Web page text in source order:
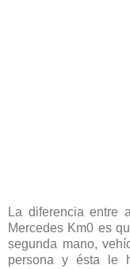
La diferencia entre
Mercedes Km0 es
segunda mano,
persona y ésta le